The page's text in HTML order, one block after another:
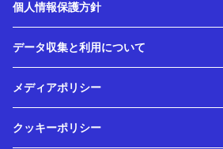
個人情報保護方針
データ収集と利用について
メディアポリシー
クッキーポリシー